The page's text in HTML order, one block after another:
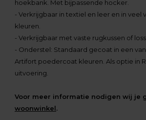
hoekbank. Met bijpassende hocker.
- Verkrijgbaar in textiel en leer en in veel
kleuren.
- Verkrijgbaar met vaste rugkussen of
- Onderstel: Standaard gecoat in een
Artifort poedercoat kleuren. Als optie in
uitvoering.
Voor meer informatie nodigen wij je
woonwinkel.